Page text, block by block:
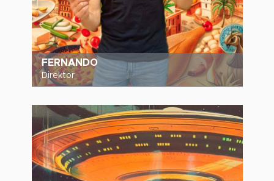
FERNANDO
Direktor